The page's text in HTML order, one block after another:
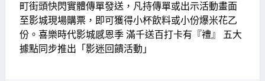
町街頭快閃實體傳單發送，凡持傳單或出示活動畫面
至影城現場購票，即可獲得小杯飲料或小份爆米花乙
份。喜樂時代影城感恩季 滿千送百打卡有『禮』 五大
據點同步推出「影迷回饋活動」